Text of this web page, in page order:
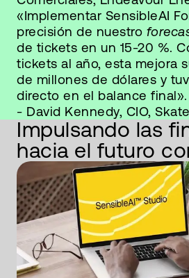
«Implementar SensibleAI
precisión de nuestro
de tickets en un 15-20 %.
tickets al año, esta mejora
de millones de dólares y
directo en el balance final».
- David Kennedy, CIO,
Impulsando las
hacia el futuro